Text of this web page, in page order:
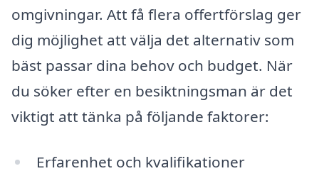
omgivningar. Att få flera offertförslag ger
dig möjlighet att välja det alternativ som
bäst passar dina behov och budget. När
du söker efter en besiktningsman är det
viktigt att tänka på följande faktorer:
Erfarenhet och kvalifikationer